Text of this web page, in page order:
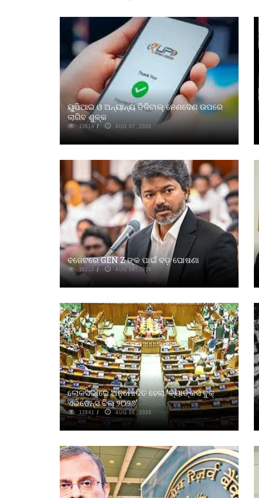
ୟୁପିଆଇ ଓ ଅନ୍ୟାନ୍ୟ ଡିଜିଟାଲ୍ ନେଣଦେଣ ଉପରେ
ଲାଗିବ ଶୁଳ୍କ
13514 AUG 07, 2026
ବଜେଟରେ GEN Z ଙ୍କ ପାଇଁ ବଡ଼ ଘୋଷଣା
15213 AUG 06, 2026
ଲୋକସଭାରେ ଅନୁମୋଦିତ ହେଲା ‘ବ୍ୟାଙ୍କର୍ସ ବୁକ୍
ଏଭିଡେନ୍ସ ବିଲ୍ ୨୦୨୬’
13841 AUG 06, 2026